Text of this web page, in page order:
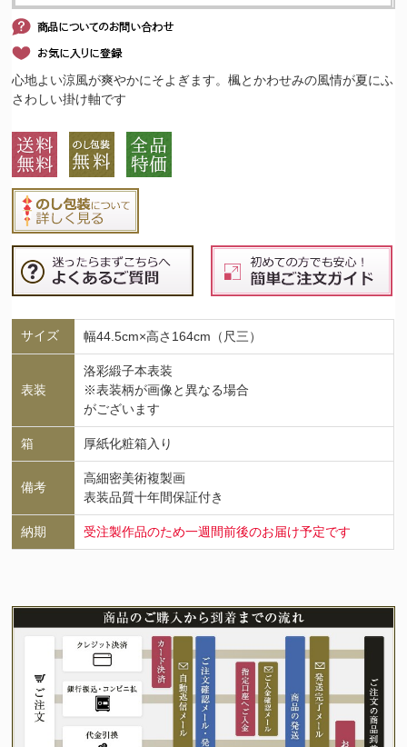
心地よい涼風が爽やかにそよぎます。楓とかわせみの風情が夏にふ
さわしい掛け軸です
サイズ 幅44.5cm×高さ164cm（尺三）
表装
洛彩緞子本表装
※表装柄が画像と異なる場合
がございます
箱 厚紙化粧箱入り
備考
高細密美術複製画
表装品質十年間保証付き
納期 受注製作品のため一週間前後のお届け予定です